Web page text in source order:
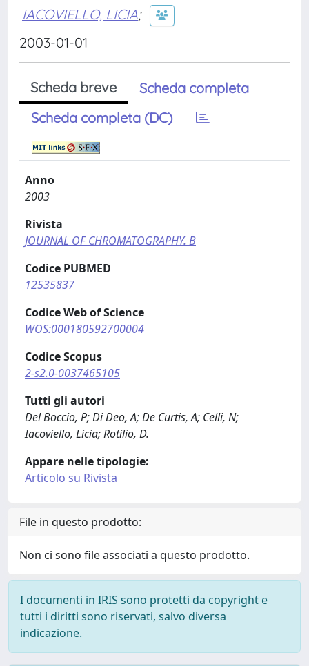
IACOVIELLO, LICIA;
2003-01-01
Scheda breve
Scheda completa
Scheda completa (DC)
Anno
2003
Rivista
JOURNAL OF CHROMATOGRAPHY. B
Codice PUBMED
12535837
Codice Web of Science
WOS:000180592700004
Codice Scopus
2-s2.0-0037465105
Tutti gli autori
Del Boccio, P; Di Deo, A; De Curtis, A; Celli, N;
Iacoviello, Licia; Rotilio, D.
Appare nelle tipologie:
Articolo su Rivista
File in questo prodotto:
Non ci sono file associati a questo prodotto.
I documenti in IRIS sono protetti da copyright e
tutti i diritti sono riservati, salvo diversa
indicazione.